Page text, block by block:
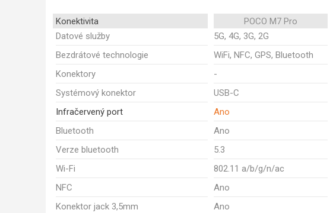
Konektivita POCO M7 Pro
Datové služby
5G, 4G, 3G, 2G
Bezdrátové technologie
WiFi, NFC, GPS, Bluetooth
Konektory
-
Systémový konektor
USB-C
Infračervený port
Ano
Bluetooth
Ano
Verze bluetooth
5.3
Wi-Fi
802.11 a/b/g/n/ac
NFC
Ano
Konektor jack 3,5mm
Ano